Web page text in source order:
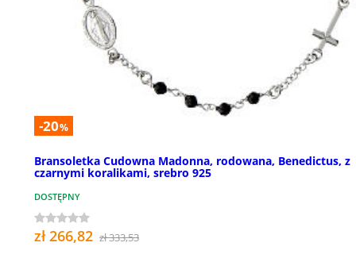
-20%
Bransoletka Cudowna Madonna, rodowana, Benedictus, z
czarnymi koralikami, srebro 925
DOSTĘPNY
zł 266,82 zł 333,53